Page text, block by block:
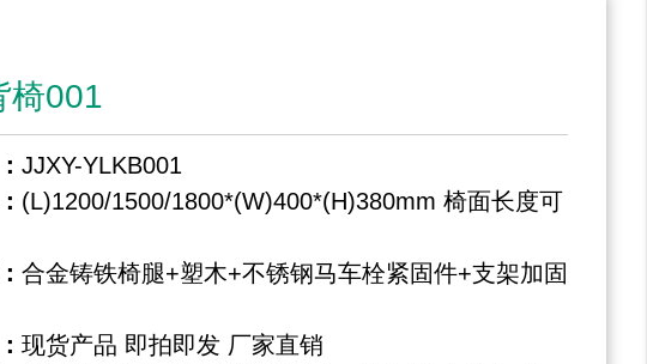
椅001
JJXY-YLKB001
(L)1200/1500/1800*(W)400*(H)380mm 椅面长度可
合金铸铁椅腿+塑木+不锈钢马车栓紧固件+支架加固
现货产品 即拍即发 厂家直销